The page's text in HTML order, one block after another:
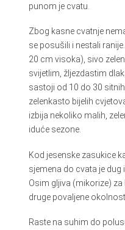
punom je cvatu.
Zbog kasne cvatnje
se posušili i nestali
20 cm visoka), sivo
svijetlim, žljezdastim
sastoji od 10 do 30
zelenkasto bijelih
izbija nekoliko malih,
iduće sezone.
Kod jesenske zasukice
sjemena do cvata je dug
Osim gljiva (mikorize)
druge povaljene
Raste na suhim do